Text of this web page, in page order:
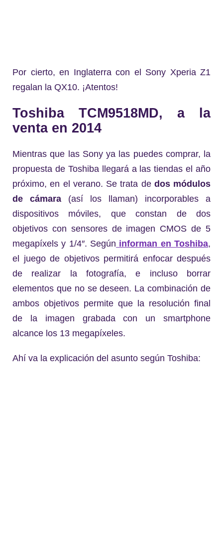
Por cierto, en Inglaterra con el Sony Xperia Z1
regalan la QX10. ¡Atentos!
Toshiba TCM9518MD, a la
venta en 2014
Mientras que las Sony ya las puedes comprar, la
propuesta de Toshiba llegará a las tiendas el año
próximo, en el verano. Se trata de dos módulos
de cámara (así los llaman) incorporables a
dispositivos móviles, que constan de dos
objetivos con sensores de imagen CMOS de 5
megapíxels y 1/4″. Según informan en Toshiba,
el juego de objetivos permitirá enfocar después
de realizar la fotografía, e incluso borrar
elementos que no se deseen. La combinación de
ambos objetivos permite que la resolución final
de la imagen grabada con un smartphone
alcance los 13 megapíxeles.
Ahí va la explicación del asunto según Toshiba: